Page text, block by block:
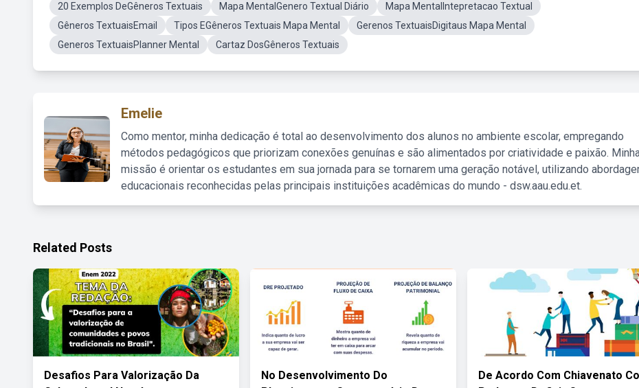
20 Exemplos DeGêneros Textuais
Mapa MentalGenero Textual Diário
Mapa MentalIntepretacao Textual
Gêneros TextuaisEmail
Tipos EGêneros Textuais Mapa Mental
Gerenos TextuaisDigitaus Mapa Mental
Generos TextuaisPlanner Mental
Cartaz DosGêneros Textuais
Emelie
Como mentor, minha dedicação é total ao desenvolvimento dos alunos no ambiente escolar, empregando
métodos pedagógicos que priorizam conexões genuínas e são alimentados por criatividade e paixão.
missão é orientar os estudantes em sua jornada para se tornarem uma geração notável, utilizando
educacionais reconhecidas pelas principais instituições acadêmicas do mundo - dsw.aau.edu.et.
Related Posts
Desafios Para Valorização Da
No Desenvolvimento Do
De Acordo Com Chiavenato